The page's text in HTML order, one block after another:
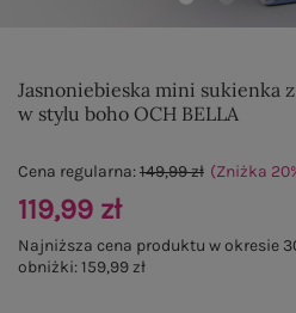
Jasnoniebieska mini sukienka
w stylu boho OCH BELLA
Cena regularna:149,99 zł (Zniżka 20
119,99 zł
Najniższa cena produktu w okresie
obniżki:159,99 zł